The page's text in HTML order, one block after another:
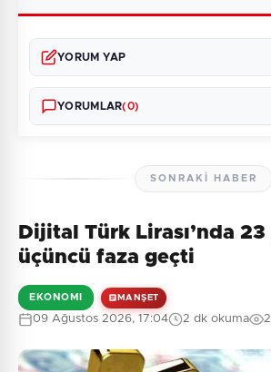
YORUM YAP
Güvenlik Sorusu:
YORUMLAR(0)
Henüz yorum yapılmamış. İlk
SONRAKI HABER
Dijital Türk Lirası’nda
üçüncü faza geçti
EKONOMI MANŞET
09 Ağustos 2026, 17:04 2 dk okuma